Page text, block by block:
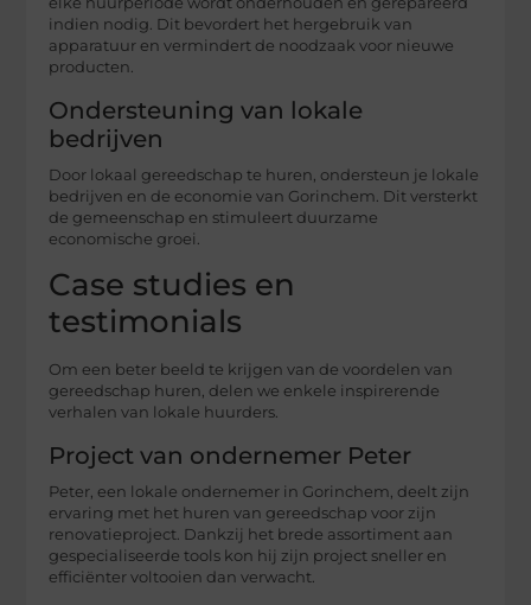
indien nodig. Dit bevordert het hergebruik van
apparatuur en vermindert de noodzaak voor nieuwe
producten.
Ondersteuning van lokale
bedrijven
Door lokaal gereedschap te huren, ondersteun je lokale
bedrijven en de economie van Gorinchem. Dit versterkt
de gemeenschap en stimuleert duurzame
economische groei.
Case studies en
testimonials
Om een beter beeld te krijgen van de voordelen van
gereedschap huren, delen we enkele inspirerende
verhalen van lokale huurders.
Project van ondernemer Peter
Peter, een lokale ondernemer in Gorinchem, deelt zijn
ervaring met het huren van gereedschap voor zijn
renovatieproject. Dankzij het brede assortiment aan
gespecialiseerde tools kon hij zijn project sneller en
efficiënter voltooien dan verwacht.